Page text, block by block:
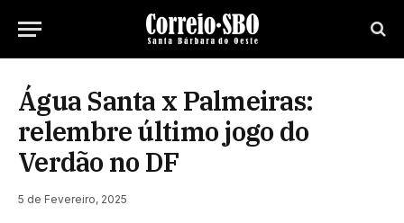
Água Santa x Palmeiras:
relembre último jogo do
Verdão no DF
5 de Fevereiro, 2025